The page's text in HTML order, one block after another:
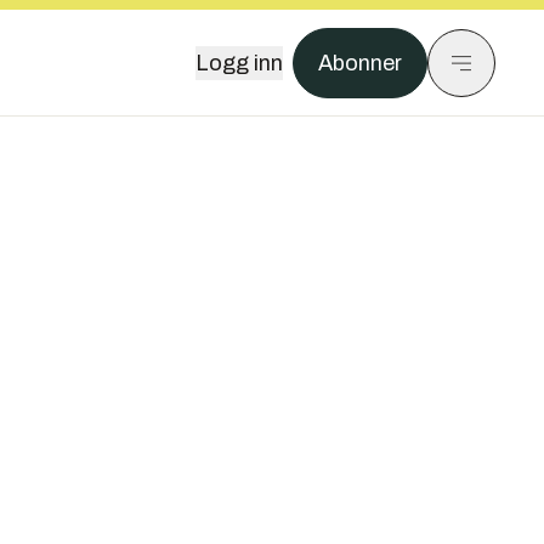
Logg inn Abonner